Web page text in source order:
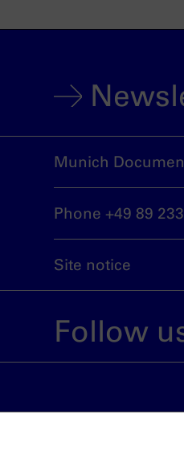
Munich
Phone +49 89
Site notice
Follow